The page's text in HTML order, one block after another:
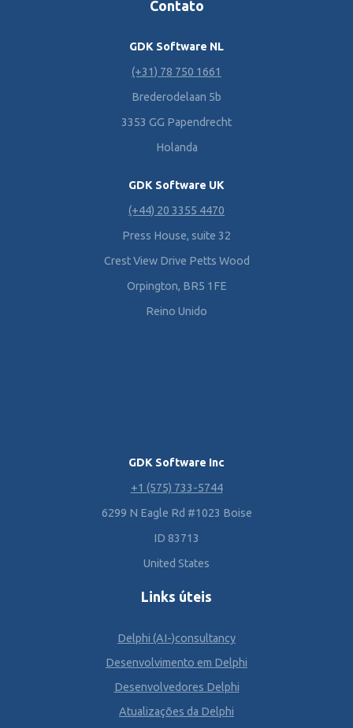
Contato
GDK Software NL
(+31) 78 750 1661
Brederodelaan 5b
3353 GG Papendrecht
Holanda
GDK Software UK
(+44) 20 3355 4470
Press House, suite 32
Crest View Drive Petts Wood
Orpington, BR5 1FE
Reino Unido
GDK Software Inc
+1 (575) 733-5744
6299 N Eagle Rd #1023 Boise
ID 83713
United States
Links úteis
Delphi (AI-)consultancy
Desenvolvimento em Delphi
Desenvolvedores Delphi
Atualizações da Delphi